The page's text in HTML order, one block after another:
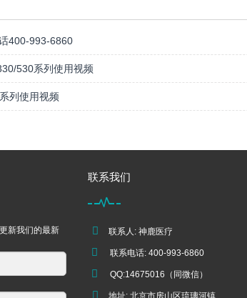
400-993-6860
530系列使用视频
列使用视频
新我们的最新
联系我们
联系人: 神鹿医疗
联系电话: 400-993-6860
QQ:14675016（同微信）
地址: 北京市房山区琉璃河镇